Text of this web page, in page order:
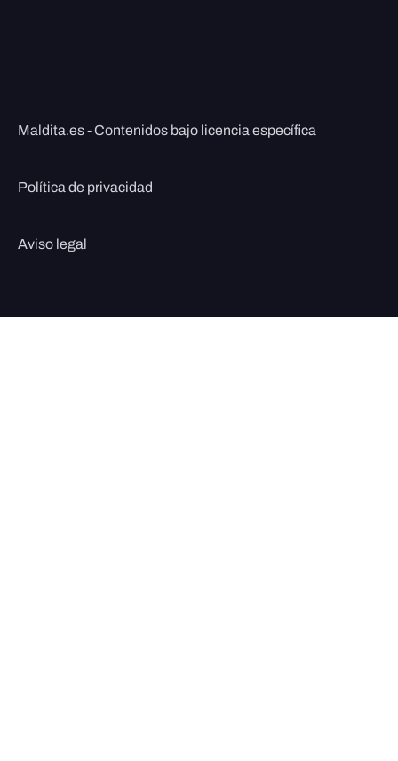
Maldita.es - Contenidos bajo licencia específica
Política de privacidad
Aviso legal